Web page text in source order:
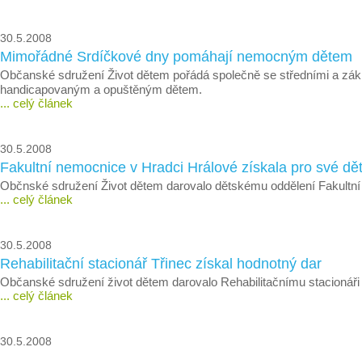
30.5.2008
Mimořádné Srdíčkové dny pomáhají nemocným dětem
Občanské sdružení Život dětem pořádá společně se středními a
handicapovaným a opuštěným dětem.
... celý článek
30.5.2008
Fakultní nemocnice v Hradci Hrálové získala pro své
Občnské sdružení Život dětem darovalo dětskému oddělení
... celý článek
30.5.2008
Rehabilitační stacionář Třinec získal hodnotný dar
Občanské sdružení život dětem darovalo Rehabilitačnímu
... celý článek
30.5.2008